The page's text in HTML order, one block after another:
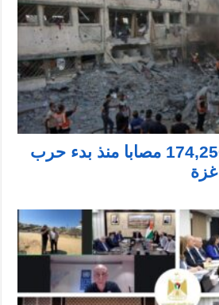
73,386 شهيدا و174,250 مصابا منذ بدء حرب
غزة